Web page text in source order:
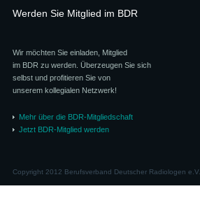
Werden Sie Mitglied im BDR
Wir möchten Sie einladen, Mitglied
im BDR zu werden. Überzeugen Sie sich
selbst und profitieren Sie von
unserem kollegialen Netzwerk!
Mehr über die BDR-Mitgliedschaft
Jetzt BDR-Mitglied werden
Copyright 2012 Berufsverband Deutscher Radiologen e.V.